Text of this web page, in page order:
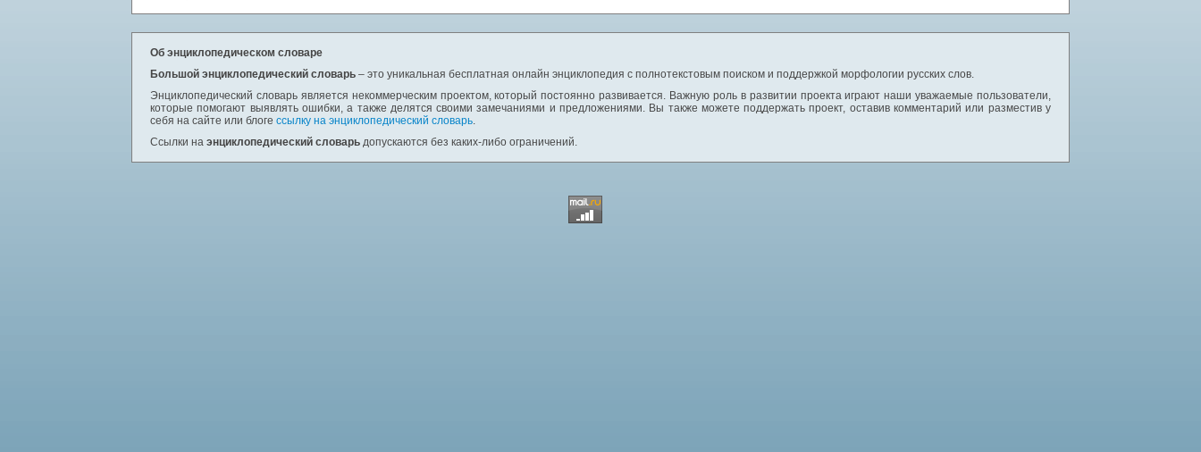
Об энциклопедическом словаре
Большой энциклопедический словарь – это уникальная бесплатная онлайн энциклопедия с полнотекстовым поиском и поддержкой морфологии русских слов.
Энциклопедический словарь является некоммерческим проектом, который постоянно развивается. Важную роль в развитии проекта играют наши уважаемые пользователи,
которые помогают выявлять ошибки, а также делятся своими замечаниями и предложениями. Вы также можете поддержать проект, оставив комментарий или разместив у
себя на сайте или блоге ссылку на энциклопедический словарь.
Ссылки на энциклопедический словарь допускаются без каких-либо ограничений.